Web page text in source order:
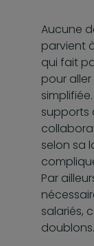
Aucune
parvient
qui fait
pour
supports
selon sa
Par
salariés,
doublons.